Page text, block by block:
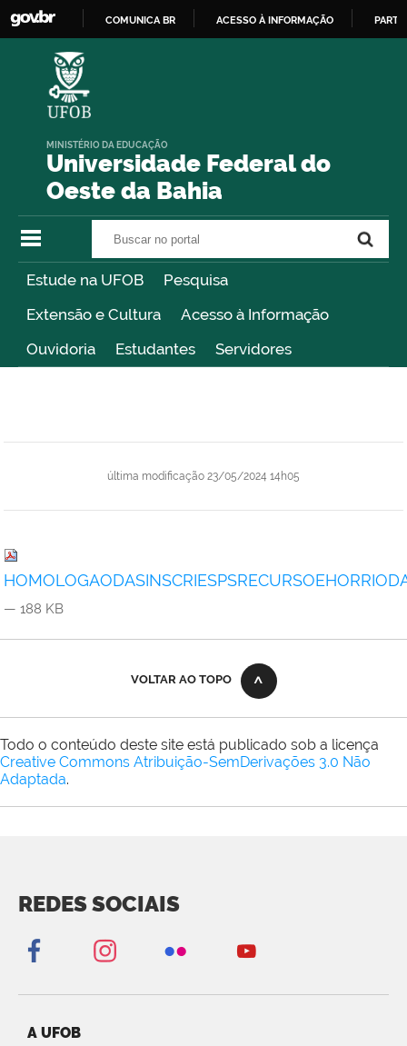
COMUNICA BR ACESSO À INFORMAÇÃO
Universidade Federal do
Oeste da Bahia
MINISTÉRIO DA EDUCAÇÃO
Estude na UFOB
Pesquisa
Extensão e Cultura
Acesso à Informação
Ouvidoria
Estudantes Servidores
última modificação 23/05/2024 14h05
— 188 KB
VOLTAR AO TOPO
Todo o conteúdo deste site está publicado sob a licença
Creative Commons Atribuição-SemDerivações 3.0 Não
Adaptada.
REDES SOCIAIS
A UFOB